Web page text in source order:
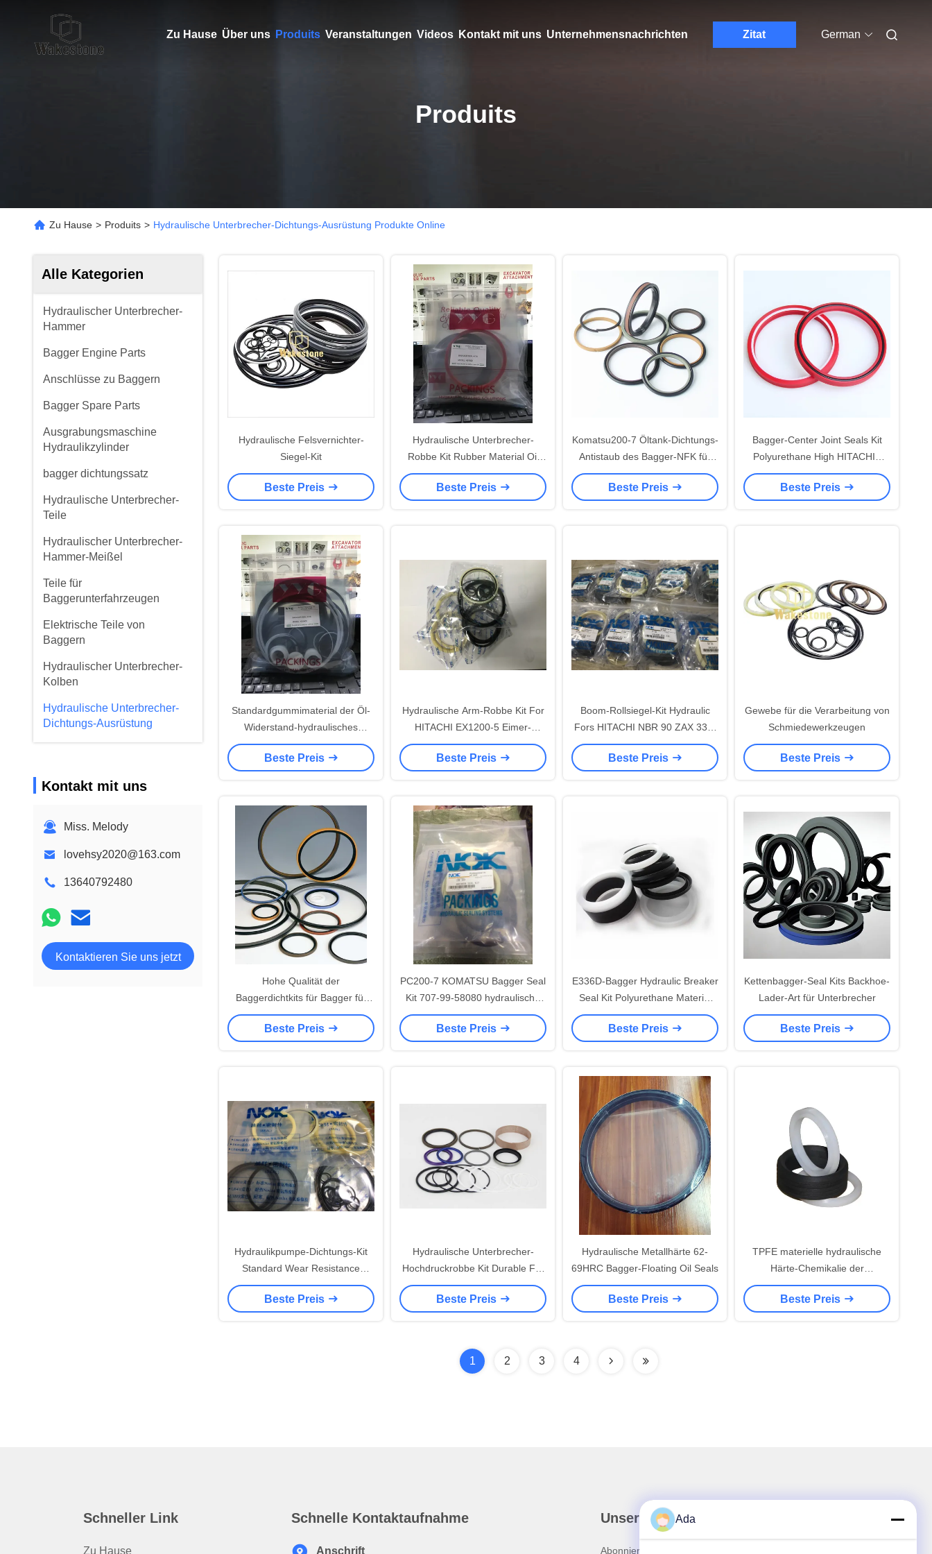
Zu Hause Über uns Produits Veranstaltungen Videos Kontakt mit uns Unternehmensnachrichten Zitat German
Produits
Zu Hause > Produits > Hydraulische Unterbrecher-Dichtungs-Ausrüstung Produkte Online
Alle Kategorien
Hydraulischer Unterbrecher-
Hammer
Bagger Engine Parts
Anschlüsse zu Baggern
Bagger Spare Parts
Ausgrabungsmaschine
Hydraulikzylinder
bagger dichtungssatz
Hydraulische Unterbrecher-
Teile
Hydraulischer Unterbrecher-
Hammer-Meißel
Teile für
Baggerunterfahrzeugen
Elektrische Teile von
Baggern
Hydraulischer Unterbrecher-
Kolben
Hydraulische Unterbrecher-
Dichtungs-Ausrüstung
Schraubschrauben
Bagger Travel Motor
Kontakt mit uns
Miss. Melody
lovehsy2020@163.com
13640792480
Kontaktieren Sie uns jetzt
Hydraulische Felsvernichter-
Siegel-Kit
Beste Preis
Hydraulische Unterbrecher-
Robbe Kit Rubber Material Oil
Resistance des Bagger-KB1500
Beste Preis
Komatsu200-7 Öltank-Dichtungs-
Antistaub des Bagger-NFK für
Baumaschinen
Beste Preis
Bagger-Center Joint Seals Kit
Polyurethane High HITACHIS
ZX470-3 Druckfestigkeit
Beste Preis
Standardgummimaterial der Öl-
Widerstand-hydraulisches
Unterbrecher-Dichtungs-
Ausrüstungs-KB3600
Beste Preis
Hydraulische Arm-Robbe Kit For
HITACHI EX1200-5 Eimer-
Dichtungs-Ausrüstung PUs 93A
NBR 90
Beste Preis
Boom-Rollsiegel-Kit Hydraulic
Fors HITACHI NBR 90 ZAX 330-
3
Beste Preis
Gewebe für die Verarbeitung von
Schmiedewerkzeugen
Beste Preis
Hohe Qualität der
Baggerdichtkits für Bagger für
Bagger / Brecher
Beste Preis
PC200-7 KOMATSU Bagger Seal
Kit 707-99-58080 hydraulische
Materialien PUs TPFE FKM NBR
Beste Preis
E336D-Bagger Hydraulic Breaker
Seal Kit Polyurethane Material
Multi Colors
Beste Preis
Kettenbagger-Seal Kits Backhoe-
Lader-Art für Unterbrecher
Beste Preis
Hydraulikpumpe-Dichtungs-Kit
Standard Wear Resistance
Black-Farbe K5V140DT
Beste Preis
Hydraulische Unterbrecher-
Hochdruckrobbe Kit Durable For
HITACHI EX 300-5
Beste Preis
Hydraulische Metallhärte 62-
69HRC Bagger-Floating Oil Seals
Beste Preis
TPFE materielle hydraulische
Härte-Chemikalie der
Unterbrecher-Dichtungs-
Ausrüstungs-NBR 90 beständig
Beste Preis
1 2 3 4
Schneller Link
Zu Hause
Schnelle Kontaktaufnahme
Anschrift
Unser Newsletter
Abonnieren Sie unseren Newsletter für Rabatte und
Ada